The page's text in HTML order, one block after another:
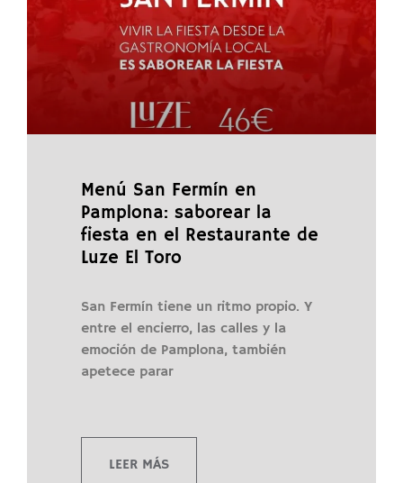
Menú San Fermín en
Pamplona: saborear la
fiesta en el Restaurante de
Luze El Toro
San Fermín tiene un ritmo propio. Y
entre el encierro, las calles y la
emoción de Pamplona, también
apetece parar
LEER MÁS